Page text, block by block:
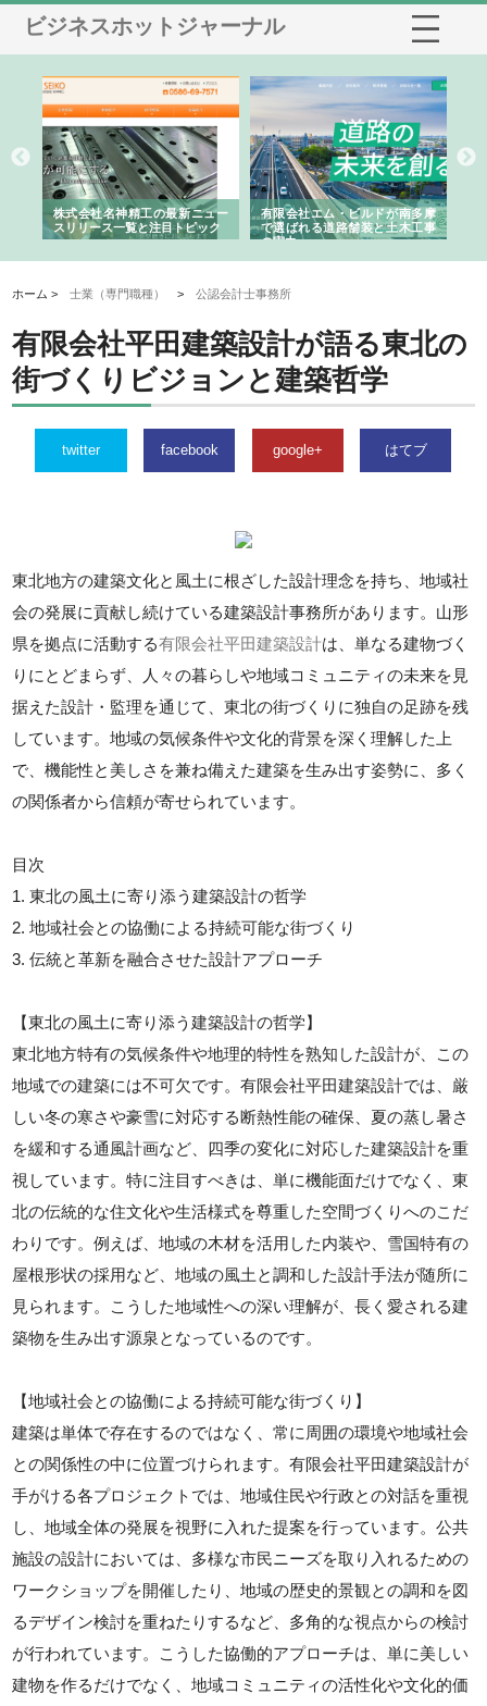
ビジネスホットジャーナル
株式会社名神精工の最新ニュー
スリリース一覧と注目トピック
有限会社エム・ビルドが南多摩
で選ばれる道路舗装と土木工事
の実力
ホーム >士業（専門職種） >公認会計士事務所
有限会社平田建築設計が語る東北の
街づくりビジョンと建築哲学
twitter facebook google+ はてブ
東北地方の建築文化と風土に根ざした設計理念を持ち、地域社
会の発展に貢献し続けている建築設計事務所があります。山形
県を拠点に活動する有限会社平田建築設計は、単なる建物づく
りにとどまらず、人々の暮らしや地域コミュニティの未来を見
据えた設計・監理を通じて、東北の街づくりに独自の足跡を残
しています。地域の気候条件や文化的背景を深く理解した上
で、機能性と美しさを兼ね備えた建築を生み出す姿勢に、多く
の関係者から信頼が寄せられています。
目次
1. 東北の風土に寄り添う建築設計の哲学
2. 地域社会との協働による持続可能な街づくり
3. 伝統と革新を融合させた設計アプローチ
【東北の風土に寄り添う建築設計の哲学】
東北地方特有の気候条件や地理的特性を熟知した設計が、この
地域での建築には不可欠です。有限会社平田建築設計では、厳
しい冬の寒さや豪雪に対応する断熱性能の確保、夏の蒸し暑さ
を緩和する通風計画など、四季の変化に対応した建築設計を重
視しています。特に注目すべきは、単に機能面だけでなく、東
北の伝統的な住文化や生活様式を尊重した空間づくりへのこだ
わりです。例えば、地域の木材を活用した内装や、雪国特有の
屋根形状の採用など、地域の風土と調和した設計手法が随所に
見られます。こうした地域性への深い理解が、長く愛される建
築物を生み出す源泉となっているのです。
【地域社会との協働による持続可能な街づくり】
建築は単体で存在するのではなく、常に周囲の環境や地域社会
との関係性の中に位置づけられます。有限会社平田建築設計が
手がける各プロジェクトでは、地域住民や行政との対話を重視
し、地域全体の発展を視野に入れた提案を行っています。公共
施設の設計においては、多様な市民ニーズを取り入れるための
ワークショップを開催したり、地域の歴史的景観との調和を図
るデザイン検討を重ねたりするなど、多角的な視点からの検討
が行われています。こうした協働的アプローチは、単に美しい
建物を作るだけでなく、地域コミュニティの活性化や文化的価